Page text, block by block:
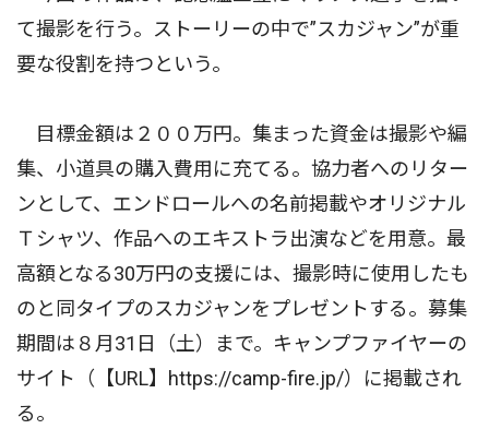
て撮影を行う。ストーリーの中で”スカジャン”が重
要な役割を持つという。
目標金額は２００万円。集まった資金は撮影や編
集、小道具の購入費用に充てる。協力者へのリター
ンとして、エンドロールへの名前掲載やオリジナル
Ｔシャツ、作品へのエキストラ出演などを用意。最
高額となる30万円の支援には、撮影時に使用したも
のと同タイプのスカジャンをプレゼントする。募集
期間は８月31日（土）まで。キャンプファイヤーの
サイト（【URL】https://camp-fire.jp/）に掲載され
る。